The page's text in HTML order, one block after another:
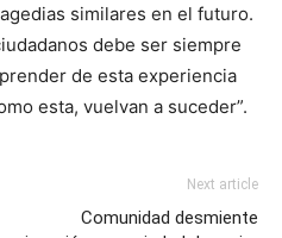
similares en el futuro.
debe ser siempre
de esta experiencia
esta, vuelvan a suceder”.
Next article
Comunidad desmiente